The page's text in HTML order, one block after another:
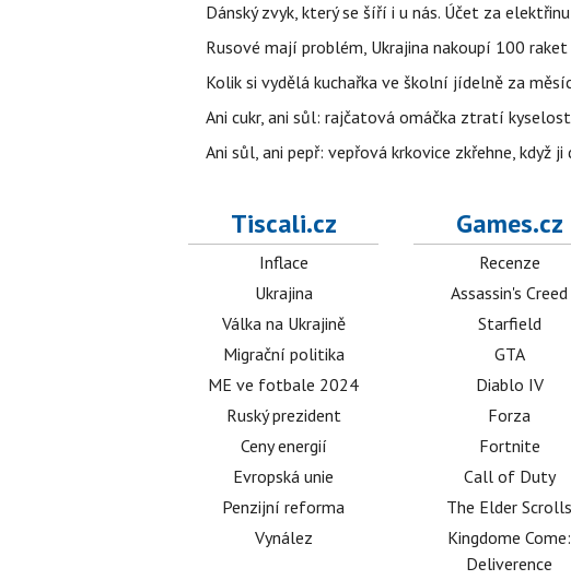
Dánský zvyk, který se šíří i u nás. Účet za
Rusové mají problém, Ukrajina nakoupí 100
Kolik si vydělá kuchařka ve školní jídelně za
Ani cukr, ani sůl: rajčatová omáčka ztratí
Ani sůl, ani pepř: vepřová krkovice zkřehne, když
Tiscali.cz
Inflace
Ukrajina
Válka na Ukrajině
Migrační politika
ME ve fotbale 2024
Ruský prezident
Ceny energií
Evropská unie
Penzijní reforma
Vynález
Games.cz
Recenze
Assassin's Creed
Starfield
GTA
Diablo IV
Forza
Fortnite
Call of Duty
The Elder Scrolls
Kingdome Come:
Deliverence